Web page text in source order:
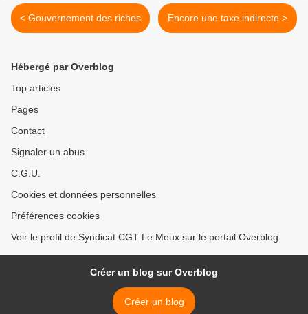
< Gouvernement des riches Encore une taxe indirecte >
Hébergé par Overblog
Top articles
Pages
Contact
Signaler un abus
C.G.U.
Cookies et données personnelles
Préférences cookies
Voir le profil de Syndicat CGT Le Meux sur le portail Overblog
Créer un blog sur Overblog
Créer un blog